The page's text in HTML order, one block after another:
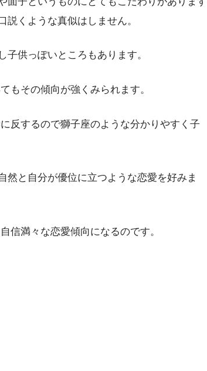
くような真似はしません。
供っぽいところもあります。
もその傾向が強くみられます。
反するので獅子座のような分かりやすく子
然と自分が優位に立つような恋愛を好みま
信満々な恋愛傾向になるのです。